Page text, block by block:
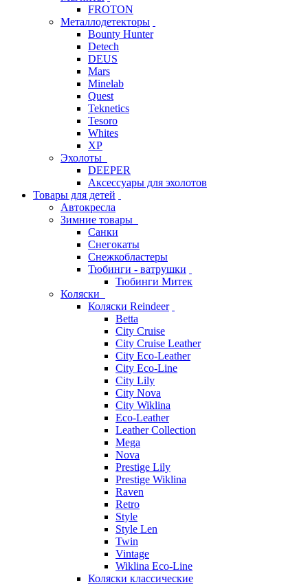
FROTON
Металлодетекторы
Bounty Hunter
Detech
DEUS
Mars
Minelab
Quest
Teknetics
Tesoro
Whites
XP
Эхолоты
DEEPER
Аксессуары для эхолотов
Товары для детей
Автокресла
Зимние товары
Санки
Снегокаты
Снежкобластеры
Тюбинги - ватрушки
Тюбинги Митек
Коляски
Коляски Reindeer
Betta
City Cruise
City Cruise Leather
City Eco-Leather
City Eco-Line
City Lily
City Nova
City Wiklina
Eco-Leather
Leather Collection
Mega
Nova
Prestige Lily
Prestige Wiklina
Raven
Retro
Style
Style Len
Twin
Vintage
Wiklina Eco-Line
Коляски классические